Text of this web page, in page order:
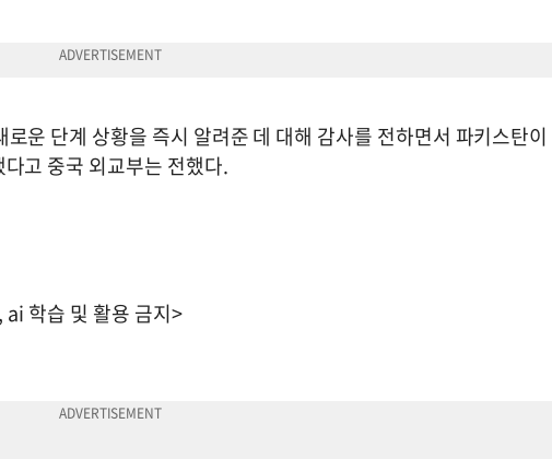
운 단계 상황을 즉시 알려준 데 대해 감사를 전하면서 파키스탄이
고 중국 외교부는 전했다.
학습 및 활용 금지>